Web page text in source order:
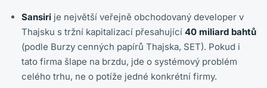
Sansiri je největší veřejně obchodovaný developer v
Thajsku s tržní kapitalizací přesahující 40 miliard bahtů
(podle Burzy cenných papírů Thajska, SET). Pokud i
tato firma šlape na brzdu, jde o systémový problém
celého trhu, ne o potíže jedné konkrétní firmy.